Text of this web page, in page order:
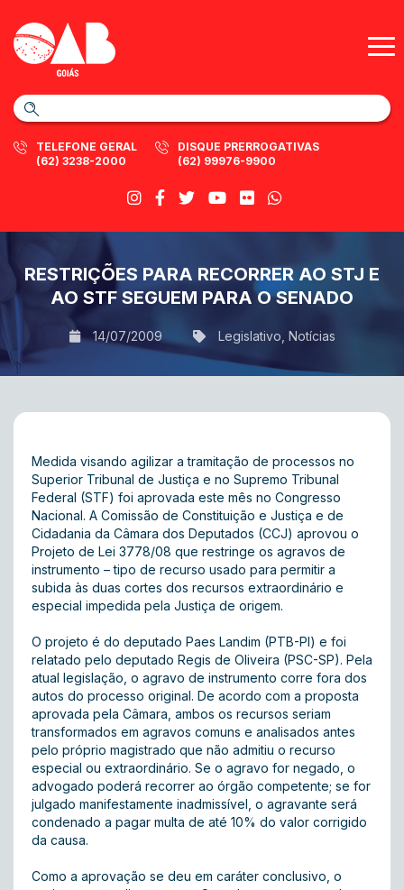
TELEFONE GERAL
(62) 3238-2000
DISQUE PRERROGATIVAS
(62) 99976-9900
RESTRIÇÕES PARA RECORRER AO STJ E
AO STF SEGUEM PARA O SENADO
14/07/2009 Legislativo Notícias
Medida visando agilizar a tramitação de processos no
Superior Tribunal de Justiça e no Supremo Tribunal
Federal (STF) foi aprovada este mês no Congresso
Nacional. A Comissão de Constituição e Justiça e de
Cidadania da Câmara dos Deputados (CCJ) aprovou o
Projeto de Lei 3778/08 que restringe os agravos de
instrumento – tipo de recurso usado para permitir a
subida às duas cortes dos recursos extraordinário e
especial impedida pela Justiça de origem.
O projeto é do deputado Paes Landim (PTB-PI) e foi
relatado pelo deputado Regis de Oliveira (PSC-SP). Pela
atual legislação, o agravo de instrumento corre fora dos
autos do processo original. De acordo com a proposta
aprovada pela Câmara, ambos os recursos seriam
transformados em agravos comuns e analisados antes
pelo próprio magistrado que não admitiu o recurso
especial ou extraordinário. Se o agravo for negado, o
advogado poderá recorrer ao órgão competente; se for
julgado manifestamente inadmissível, o agravante será
condenado a pagar multa de até 10% do valor corrigido
da causa.
Como a aprovação se deu em caráter conclusivo, o